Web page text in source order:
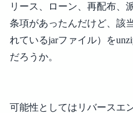
リース、ローン、再配布、
条項があったんだけど、該
れているjarファイル）を
だろうか。
可能性としてはリバースエ